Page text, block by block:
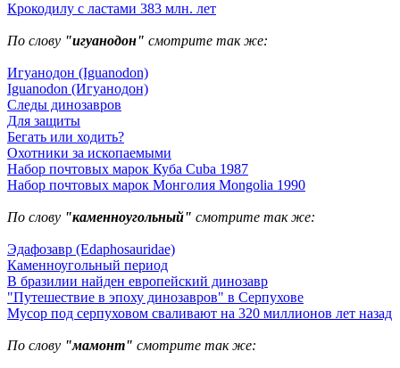
Крокодилу с ластами 383 млн. лет
По слову "игуанодон" смотрите так же:
Игуанодон (Iguanodon)
Iguanodon (Игуанодон)
Следы динозавров
Для защиты
Бегать или ходить?
Охотники за ископаемыми
Набор почтовых марок Куба Cuba 1987
Набор почтовых марок Монголия Mongolia 1990
По слову "каменноугольный" смотрите так же:
Эдафозавр (Edaphosauridae)
Каменноугольный период
В бразилии найден европейский динозавр
"Путешествие в эпоху динозавров" в Серпухове
Мусор под cерпуховом сваливают на 320 миллионов лет назад
По слову "мамонт" смотрите так же: